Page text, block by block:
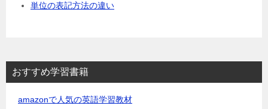
単位の表記方法の違い
おすすめ学習書籍
amazonで人気の英語学習教材